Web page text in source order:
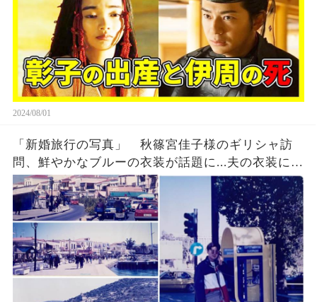
2024/08/01
「新婚旅行の写真」 秋篠宮佳子様のギリシャ訪
問、鮮やかなブルーの衣装が話題に...夫の衣装に隠
された意外な真実